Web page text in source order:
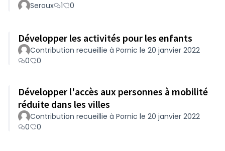
Seroux 1 0
Développer les activités pour les enfants
Contribution recueillie à Pornic le 20 janvier 2022
0
0
Développer l'accès aux personnes à mobilité
réduite dans les villes
Contribution recueillie à Pornic le 20 janvier 2022
0
0